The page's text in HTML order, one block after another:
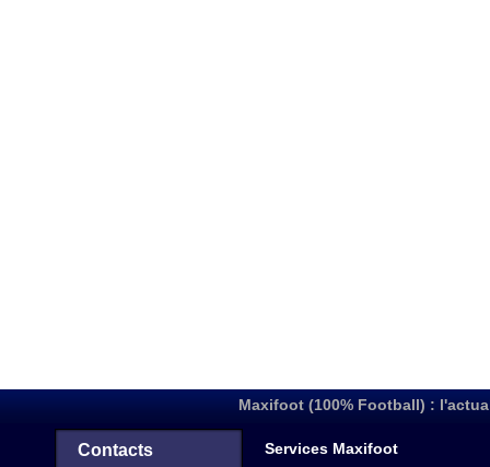
Maxifoot (100% Football) :
Contacts Services Maxifoot